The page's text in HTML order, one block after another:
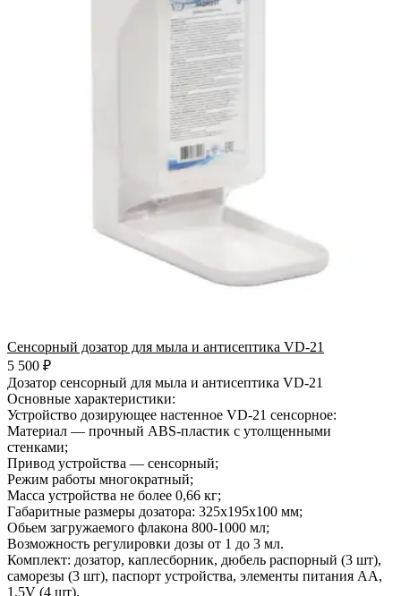
Сенсорный дозатор для мыла и антисептика VD-21
5 500 ₽
Дозатор сенсорный для мыла и антисептика VD-21
Основные характеристики:
Устройство дозирующее настенное VD-21 сенсорное:
Материал — прочный ABS-пластик с утолщенными
стенками;
Привод устройства — сенсорный;
Режим работы многократный;
Масса устройства не более 0,66 кг;
Габаритные размеры дозатора: 325х195х100 мм;
Обьем загружаемого флакона 800-1000 мл;
Возможность регулировки дозы от 1 до 3 мл.
Комплект: дозатор, каплесборник, дюбель распорный (3 шт),
саморезы (3 шт), паспорт устройства, элементы питания АА,
1,5V (4 шт).